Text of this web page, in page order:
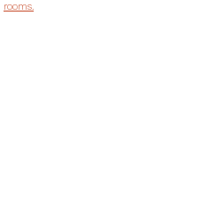
rooms.